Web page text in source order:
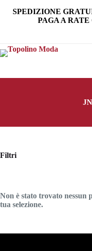
SPEDIZIONE
PAGA A
Non è stato trovato nessun
tua selezione.
Filtri